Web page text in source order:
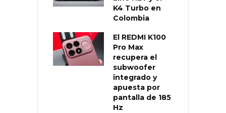
K4 Turbo en
Colombia
El REDMI K100
Pro Max
recupera el
subwoofer
integrado y
apuesta por
pantalla de 185
Hz